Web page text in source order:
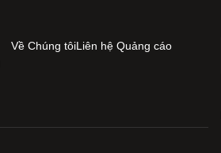
Về Chúng tôiLiên hệ Quảng cáo